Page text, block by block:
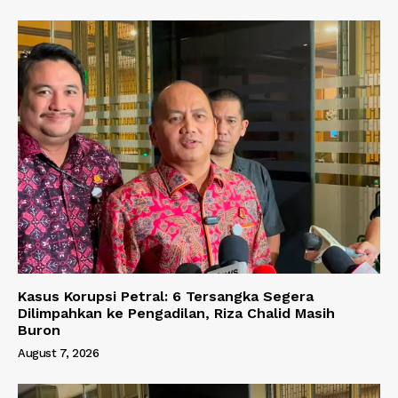
Kasus Korupsi Petral: 6 Tersangka Segera
Dilimpahkan ke Pengadilan, Riza Chalid Masih
Buron
August 7, 2026